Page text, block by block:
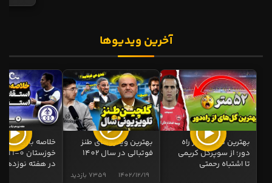
آخرین ویدیوها
بهترین گل های از راه
دور؛ از سوپرگل کریمی
تا اشتباه رحمتی
بهترین ویدیوهای طنز
فوتبالی در سال 1402
7359 بازدید 1402/12/19
خلاصه بازی
در هفته نوزدهم